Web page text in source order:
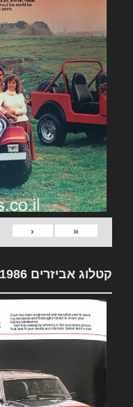
«
‹
קטלוג אביזרים Jeep 1986